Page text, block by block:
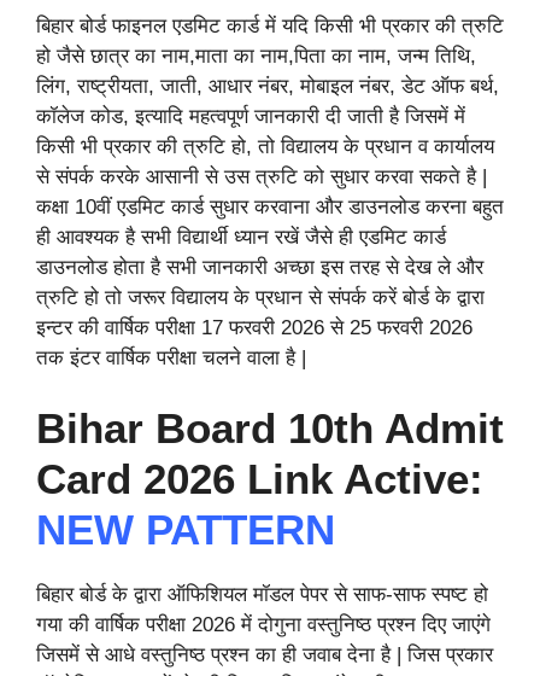
बिहार बोर्ड फाइनल एडमिट कार्ड में यदि किसी भी प्रकार की त्रुटि
हो जैसे छात्र का नाम,माता का नाम,पिता का नाम, जन्म तिथि,
लिंग, राष्ट्रीयता, जाती, आधार नंबर, मोबाइल नंबर, डेट ऑफ बर्थ,
कॉलेज कोड, इत्यादि महत्वपूर्ण जानकारी दी जाती है जिसमें में
किसी भी प्रकार की त्रुटि हो, तो विद्यालय के प्रधान व कार्यालय
से संपर्क करके आसानी से उस त्रुटि को सुधार करवा सकते है |
कक्षा 10वीं एडमिट कार्ड सुधार करवाना और डाउनलोड करना बहुत
ही आवश्यक है सभी विद्यार्थी ध्यान रखें जैसे ही एडमिट कार्ड
डाउनलोड होता है सभी जानकारी अच्छा इस तरह से देख ले और
त्रुटि हो तो जरूर विद्यालय के प्रधान से संपर्क करें बोर्ड के द्वारा
इन्टर की वार्षिक परीक्षा 17 फरवरी 2026 से 25 फरवरी 2026
तक इंटर वार्षिक परीक्षा चलने वाला है |
Bihar Board 10th Admit
Card 2026 Link Active:
NEW PATTERN
बिहार बोर्ड के द्वारा ऑफिशियल मॉडल पेपर से साफ-साफ स्पष्ट हो
गया की वार्षिक परीक्षा 2026 में दोगुना वस्तुनिष्ठ प्रश्न दिए जाएंगे
जिसमें से आधे वस्तुनिष्ठ प्रश्न का ही जवाब देना है | जिस प्रकार